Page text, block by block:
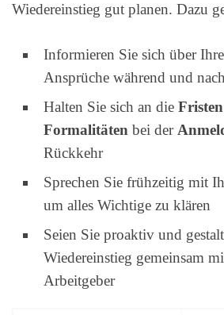
Wiedereinstieg gut planen. Dazu
Informieren Sie sich über
Ansprüche während und
Halten Sie sich an die Fristen
Formalitäten bei der
Rückkehr
Sprechen Sie frühzeitig mit
um alles Wichtige zu klären
Seien Sie proaktiv und
Wiedereinstieg gemeinsam
Arbeitgeber